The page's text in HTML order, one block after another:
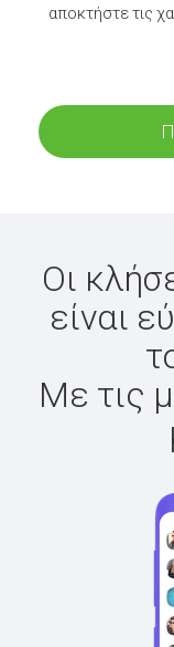
αποκτήστε τις
Οι
είναι
Με τις